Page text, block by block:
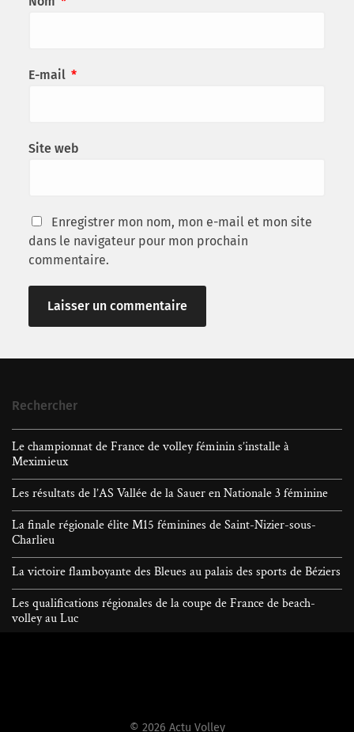
Rechercher
Le championnat de France de volley féminin s’installe à
Meximieux
Les résultats de l’AS Vallée de la Sauer en Nationale 3 féminine
La finale régionale élite M15 féminines de Saint-Nizier-sous-
Charlieu
La victoire flamboyante des Bleues au palais des sports de Béziers
Les qualifications régionales de la coupe de France de beach-
volley au Luc
E-mail *
Site web
Enregistrer mon nom, mon e-mail et mon site
dans le navigateur pour mon prochain
commentaire.
© 2026 Actu Volley